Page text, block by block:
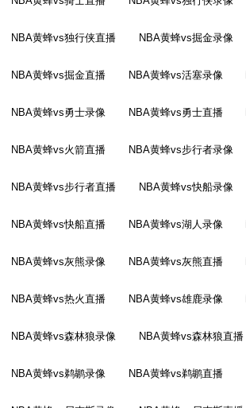
NBA黄蜂vs独行侠直播 NBA黄蜂vs掘金录像
NBA黄蜂vs掘金直播 NBA黄蜂vs活塞录像
NBA黄蜂vs勇士录像 NBA黄蜂vs勇士直播
NBA黄蜂vs火箭直播 NBA黄蜂vs步行者录像
NBA黄蜂vs步行者直播 NBA黄蜂vs快船录像
NBA黄蜂vs快船直播 NBA黄蜂vs湖人录像
NBA黄蜂vs灰熊录像 NBA黄蜂vs灰熊直播
NBA黄蜂vs热火直播 NBA黄蜂vs雄鹿录像
NBA黄蜂vs森林狼录像 NBA黄蜂vs森林狼直播
NBA黄蜂vs鹈鹕录像 NBA黄蜂vs鹈鹕直播